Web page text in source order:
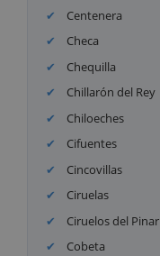
Centenera
Checa
Chequilla
Chillarón del Rey
Chiloeches
Cifuentes
Cincovillas
Ciruelas
Ciruelos del Pinar
Cobeta